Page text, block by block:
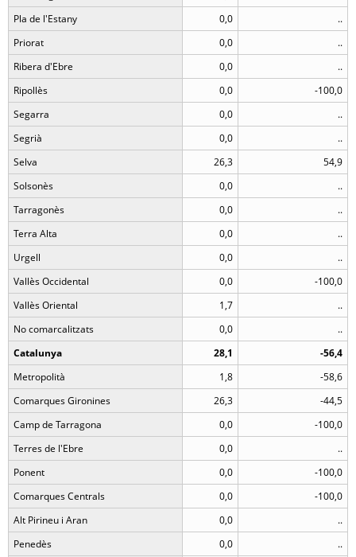
Pla de l'Estany
0,0
..
Priorat
0,0
..
Ribera d'Ebre
0,0
..
Ripollès
0,0
-100,0
Segarra
0,0
..
Segrià
0,0
..
Selva
26,3
54,9
Solsonès
0,0
..
Tarragonès
0,0
..
Terra Alta
0,0
..
Urgell
0,0
..
Vallès Occidental
0,0
-100,0
Vallès Oriental
1,7
..
No comarcalitzats
0,0
..
Catalunya
28,1
-56,4
Metropolità
1,8
-58,6
Comarques Gironines
26,3
-44,5
Camp de Tarragona
0,0
-100,0
Terres de l'Ebre
0,0
..
Ponent
0,0
-100,0
Comarques Centrals
0,0
-100,0
Alt Pirineu i Aran
0,0
..
Penedès
0,0
..